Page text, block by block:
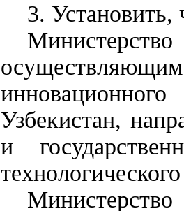
3. Установить,
Министерство
Узбекистан,
и